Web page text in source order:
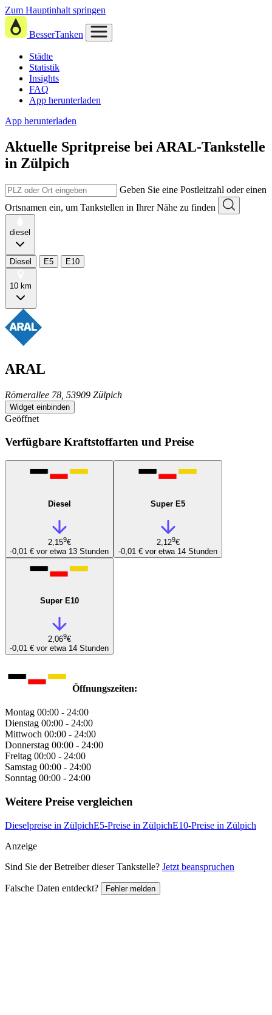
Zum Hauptinhalt springen
BesserTanken
Städte
Statistik
Insights
FAQ
App herunterladen
App herunterladen
Aktuelle Spritpreise bei ARAL-Tankstelle
in Zülpich
Geben Sie eine Postleitzahl oder einen
Ortsnamen ein, um Tankstellen in Ihrer Nähe zu finden
diesel
Diesel E5 E10
10 km
ARAL
Römerallee 78, 53909 Zülpich
Widget einbinden
Geöffnet
Verfügbare Kraftstoffarten und Preise
Diesel
2,159€
-0,01 € vor etwa 13 Stunden
Super E5
2,129€
-0,01 € vor etwa 14 Stunden
Super E10
2,069€
-0,01 € vor etwa 14 Stunden
Öffnungszeiten:
Montag 00:00 - 24:00
Dienstag 00:00 - 24:00
Mittwoch 00:00 - 24:00
Donnerstag 00:00 - 24:00
Freitag 00:00 - 24:00
Samstag 00:00 - 24:00
Sonntag 00:00 - 24:00
Weitere Preise vergleichen
Dieselpreise in ZülpichE5-Preise in ZülpichE10-Preise in Zülpich
Anzeige
Sind Sie der Betreiber dieser Tankstelle? Jetzt beanspruchen
Falsche Daten entdeckt? Fehler melden